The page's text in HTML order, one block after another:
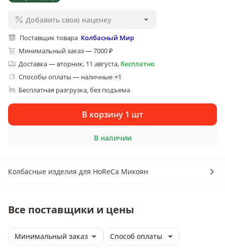
Добавить свою наценку
Поставщик товара Колбасный Мир
Минимальный заказ — 7000 ₽
Доставка— вторник, 11 августа,бесплатно
Способы оплаты — наличные +1
Бесплатная разгрузка, без подъема
В корзину 1 шт
В наличии
Колбасные изделия для HoReCa Микоян
Все поставщики и цены
Минимальный заказ Способ оплаты